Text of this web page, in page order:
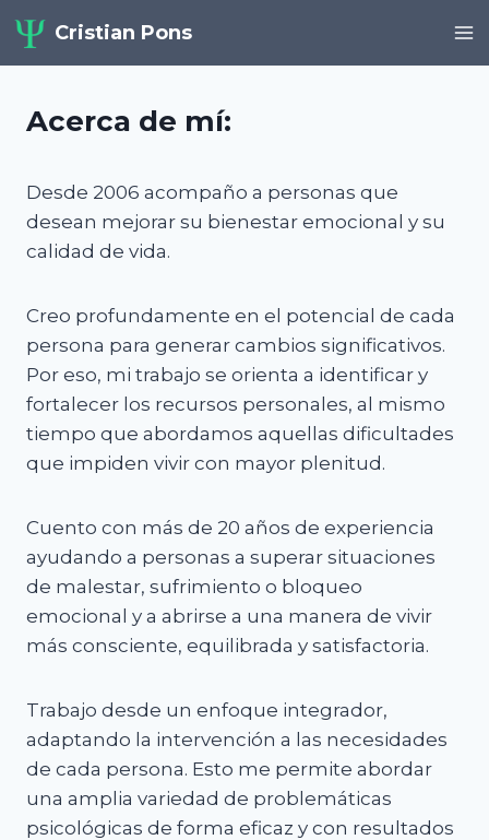
contenido
Cristian Pons
Acerca de mí:
Desde 2006 acompaño a personas que
desean mejorar su bienestar emocional y su
calidad de vida.
Creo profundamente en el potencial de cada
persona para generar cambios significativos.
Por eso, mi trabajo se orienta a identificar y
fortalecer los recursos personales, al mismo
tiempo que abordamos aquellas dificultades
que impiden vivir con mayor plenitud.
Cuento con más de 20 años de experiencia
ayudando a personas a superar situaciones
de malestar, sufrimiento o bloqueo
emocional y a abrirse a una manera de vivir
más consciente, equilibrada y satisfactoria.
Trabajo desde un enfoque integrador,
adaptando la intervención a las necesidades
de cada persona. Esto me permite abordar
una amplia variedad de problemáticas
psicológicas de forma eficaz y con resultados